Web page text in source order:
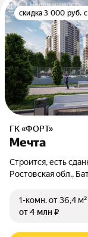
скидка 3 000 руб. с
ГК «ФОРТ»
Мечта
Строится, есть
Ростовская обл.,
1-комн.от 36,4 м²
от 4 млн ₽